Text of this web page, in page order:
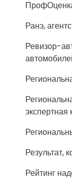
Ранэ,
Ревизор-
экспертная
Результат,
Рейтинг